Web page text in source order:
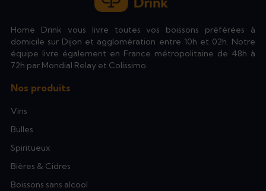
Home Drink vous livre toutes vos boissons préférées à
domicile sur Dijon et agglomération entre 10h et 02h. Notre
équipe livre également en France métropolitaine de 48h à
72h par Mondial Relay et Colissimo.
Nos produits
Vins
Bulles
Spiritueux
Bières & Cidres
Boissons sans alcool